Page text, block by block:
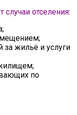
отселения:
за жильё и услуги
по